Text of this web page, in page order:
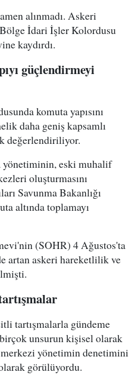
alınmadı. Askeri
İdari İşler Kolordusu
kaydırdı.
güçlendirmeyi
komuta yapısını
daha geniş kapsamlı
değerlendiriliyor.
yönetiminin, eski muhalif
oluşturmasını
Savunma Bakanlığı
altında toplamayı
(SOHR) 4 Ağustos'ta
artan askeri hareketlilik ve
tartışmalarla gündeme
unsurun kişisel olarak
merkezi yönetimin denetimini
görülüyordu.